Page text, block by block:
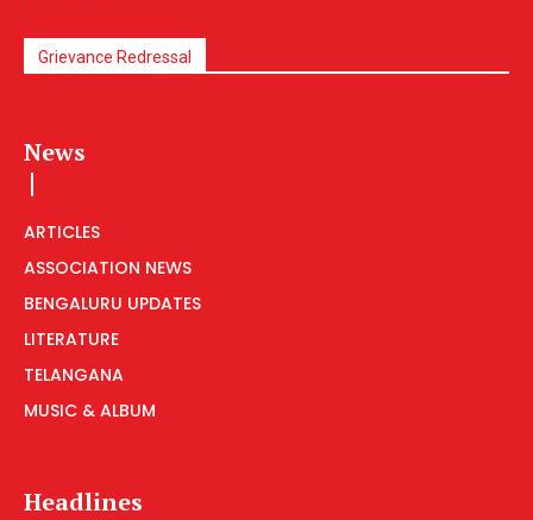
Grievance Redressal
News
ARTICLES
ASSOCIATION NEWS
BENGALURU UPDATES
LITERATURE
TELANGANA
MUSIC & ALBUM
Headlines